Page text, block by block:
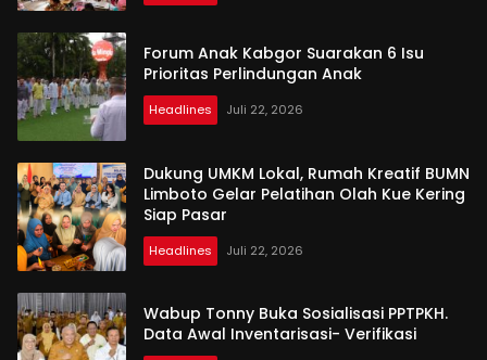
Forum Anak Kabgor Suarakan 6 Isu
Prioritas Perlindungan Anak
Headlines Juli 22, 2026
Dukung UMKM Lokal, Rumah Kreatif BUMN
Limboto Gelar Pelatihan Olah Kue Kering
Siap Pasar
Headlines Juli 22, 2026
Wabup Tonny Buka Sosialisasi PPTPKH.
Data Awal Inventarisasi- Verifikasi